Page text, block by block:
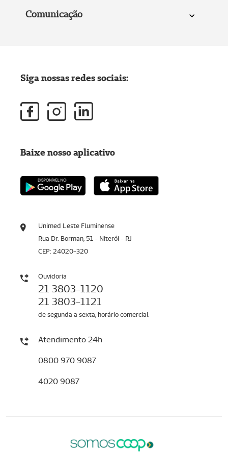
Comunicação
Unimed Leste Fluminense
Rua Dr. Borman, 51 - Niterói - RJ
CEP: 24020-320
Ouvidoria
21 3803-1120
21 3803-1121
de segunda a sexta, horário comercial
Atendimento 24h
0800 970 9087
4020 9087
Siga nossas redes sociais:
Baixe nosso aplicativo